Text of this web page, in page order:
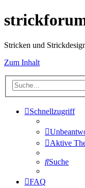
Stricken und
Zum Inhalt
Schnellzugriff
Aktive
Suche
FAQ